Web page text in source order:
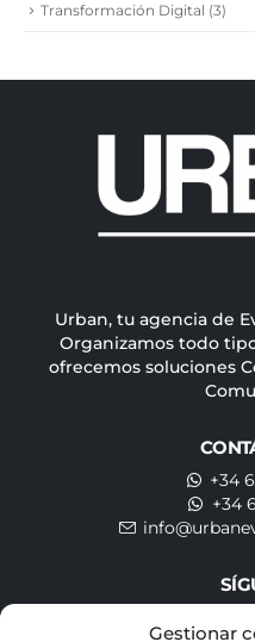
Gestionar
Transformación Digital (3)
Urban, tu agencia de
Organizamos todo
ofrecemos soluciones
+34
+34